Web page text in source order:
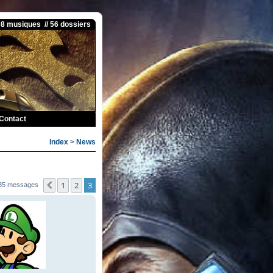
musiques // 56 dossiers
Index > News
messages Précédente
1 2 3